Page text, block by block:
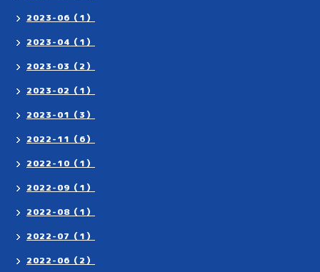
2023-06（1）
2023-04（1）
2023-03（2）
2023-02（1）
2023-01（3）
2022-11（6）
2022-10（1）
2022-09（1）
2022-08（1）
2022-07（1）
2022-06（2）